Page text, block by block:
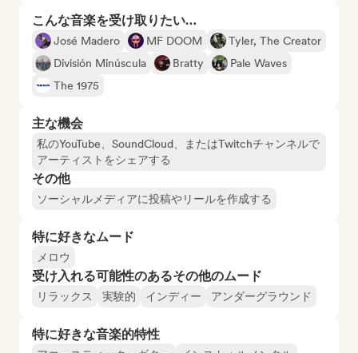
こんな音楽を受け取りたい…
José Madero MF DOOM
Tyler, The Creator
División Minúscula
Bratty
Pale Waves
The 1975
主な機会
私のYouTube、SoundCloud、またはTwitchチャンネルで
アーティストをシェアする
その他
ソーシャルメディアに投稿やリールを作成する
特に好きなムード
メロウ
受け入れる可能性のあるその他のムード
リラックス 実験的 インディー アンダーグラウンド
特に好きな音楽的特性